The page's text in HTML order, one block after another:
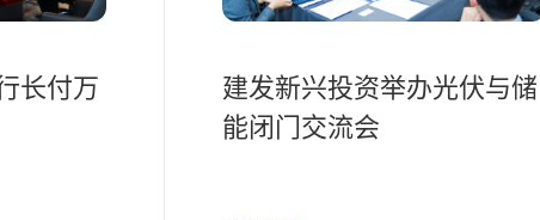
长付万
建发新兴投资举办光伏与储
能闭门交流会